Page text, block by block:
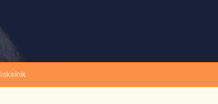
Iskalnik